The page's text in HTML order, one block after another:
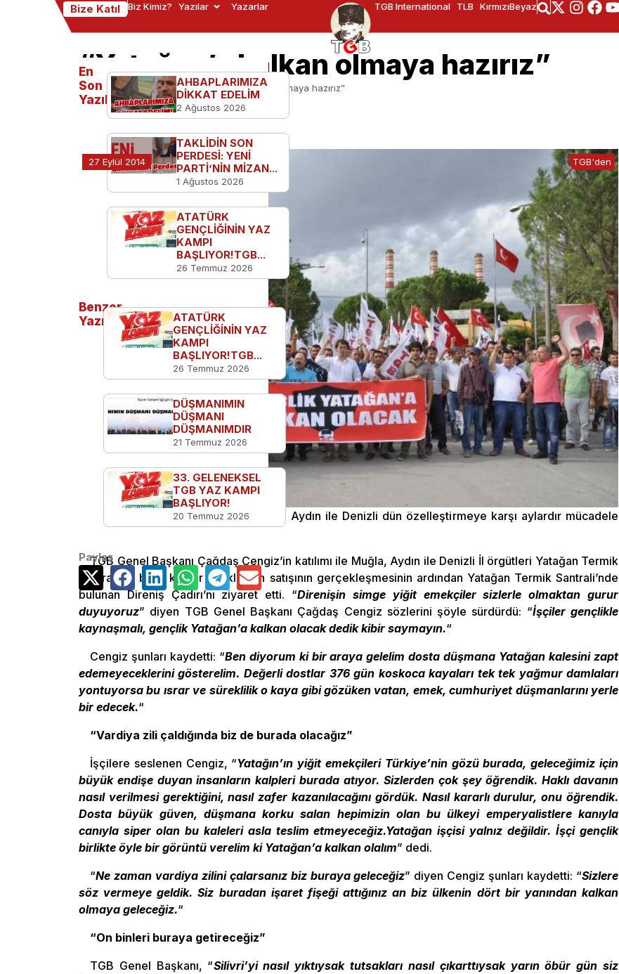
Bize Katıl Biz Kimiz? Yazılar Yazarlar TGB International TLB KırmızıBeyaz
“Yatağan’a kalkan olmaya hazırız”
Ana Sayfa TGB'den “Yatağan’a kalkan olmaya hazırız”
27 Eylül 2014 TGB'den
Türkiye Gençlik Birliği (TGB) Muğla, Aydın ile Denizli dün özelleştirmeye karşı aylardır mücadele
TGB Genel Başkanı Çağdaş Cengiz’in katılımı ile Muğla, Aydın ile Denizli İl örgütleri Yatağan Termik
Santrali ile bağlı kömür ocaklarının satışının gerçekleşmesinin ardından Yatağan Termik Santrali’nde
bulunan Direniş Çadırı’nı ziyaret etti. “Direnişin simge yiğit emekçiler sizlerle olmaktan gurur
duyuyoruz” diyen TGB Genel Başkanı Çağdaş Cengiz sözlerini şöyle sürdürdü: “İşçiler gençlikle
kaynaşmalı, gençlik Yatağan’a kalkan olacak dedik kibir saymayın.“
Cengiz şunları kaydetti: “Ben diyorum ki bir araya gelelim dosta düşmana Yatağan kalesini zapt
edemeyeceklerini gösterelim. Değerli dostlar 376 gün koskoca kayaları tek tek yağmur damlaları
yontuyorsa bu ısrar ve süreklilik o kaya gibi gözüken vatan, emek, cumhuriyet düşmanlarını yerle
bir edecek.“
“Vardiya zili çaldığında biz de burada olacağız”
İşçilere seslenen Cengiz, “Yatağın’ın yiğit emekçileri Türkiye’nin gözü burada, geleceğimiz için
büyük endişe duyan insanların kalpleri burada atıyor. Sizlerden çok şey öğrendik. Haklı davanın
nasıl verilmesi gerektiğini, nasıl zafer kazanılacağını gördük. Nasıl kararlı durulur, onu öğrendik.
Dosta büyük güven, düşmana korku salan hepimizin olan bu ülkeyi emperyalistlere kanıyla
canıyla siper olan bu kaleleri asla teslim etmeyeceğiz.Yatağan işçisi yalnız değildir. İşçi gençlik
birlikte öyle bir görüntü verelim ki Yatağan’a kalkan olalım” dedi.
“Ne zaman vardiya zilini çalarsanız biz buraya geleceğiz” diyen Cengiz şunları kaydetti: “Sizlere
söz vermeye geldik. Siz buradan işaret fişeği attığınız an biz ülkenin dört bir yanından kalkan
olmaya geleceğiz.“
“On binleri buraya getireceğiz”
TGB Genel Başkanı, “Silivri’yi nasıl yıktıysak tutsakları nasıl çıkarttıysak yarın öbür gün siz
En
Son
Yazılanlar
AHBAPLARIMIZA
DİKKAT EDELİM
2 Ağustos 2026
TAKLİDİN SON
PERDESİ: YENİ
PARTİ’NİN MİZAN...
1 Ağustos 2026
ATATÜRK
GENÇLİĞİNİN YAZ
KAMPI
BAŞLIYOR!TGB...
26 Temmuz 2026
Benzer
Yazılar
ATATÜRK
GENÇLİĞİNİN YAZ
KAMPI
BAŞLIYOR!TGB...
26 Temmuz 2026
DÜŞMANIMIN
DÜŞMANI
DÜŞMANIMDIR
21 Temmuz 2026
33. GELENEKSEL
TGB YAZ KAMPI
BAŞLIYOR!
20 Temmuz 2026
Paylaş